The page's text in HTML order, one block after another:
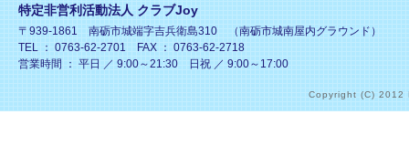
特定非営利活動法人 クラブJoy
〒939-1861 南砺市城端字吉兵衛島310 （南砺市城南屋内グラウンド）
TEL ： 0763-62-2701 FAX ： 0763-62-2718
営業時間 ： 平日 ／ 9:00～21:30 日祝 ／ 9:00～17:00
Copyright (C) 2012